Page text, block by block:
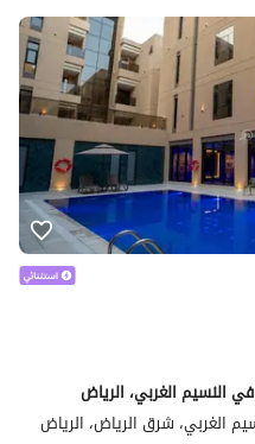
النسيم الغربي، الرياض
الغربي، شرق الرياض، الرياض